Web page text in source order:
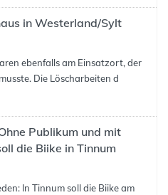
in Westerland/Sylt
ebenfalls am Einsatzort, der
Die Löscharbeiten d
Publikum und mit
die Biike in Tinnum
In Tinnum soll die Biike am